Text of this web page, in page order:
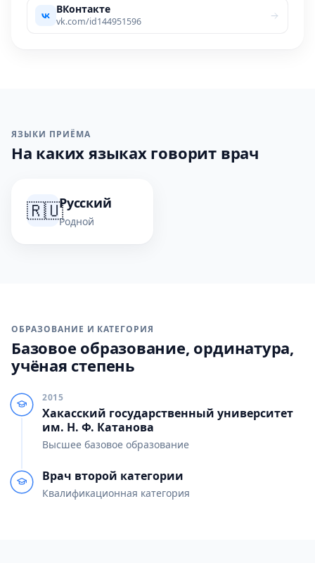
ВКонтакте
vk.com/id144951596
ЯЗЫКИ ПРИЁМА
На каких языках говорит врач
🇷🇺Русский
Родной
ОБРАЗОВАНИЕ И КАТЕГОРИЯ
Базовое образование, ординатура,
учёная степень
2015
Хакасский государственный университет
им. Н. Ф. Катанова
Высшее базовое образование
Врач второй категории
Квалификационная категория